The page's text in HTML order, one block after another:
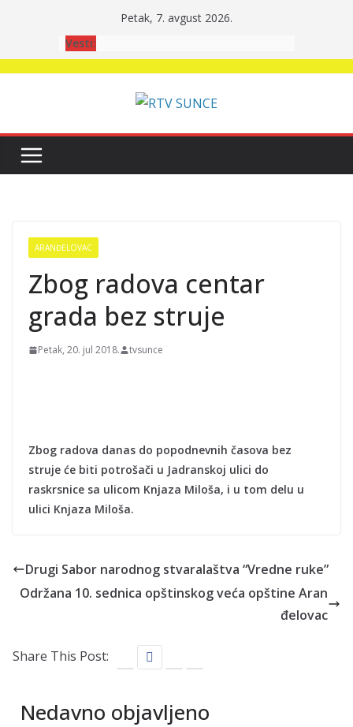
Petak, 7. avgust 2026.
Vesti:
ARANĐELOVAC
Zbog radova centar
grada bez struje
Petak, 20. jul 2018. tvsunce
Zbog radova danas do popodnevnih časova bez
struje će biti potrošači u Jadranskoj ulici do
raskrsnice sa ulicom Knjaza Miloša, i u tom delu u
ulici Knjaza Miloša.
Drugi Sabor narodnog stvaralaštva “Vredne ruke”
Održana 10. sednica opštinskog veća opštine Aran
đelovac
Share This Post:
Nedavno objavljeno